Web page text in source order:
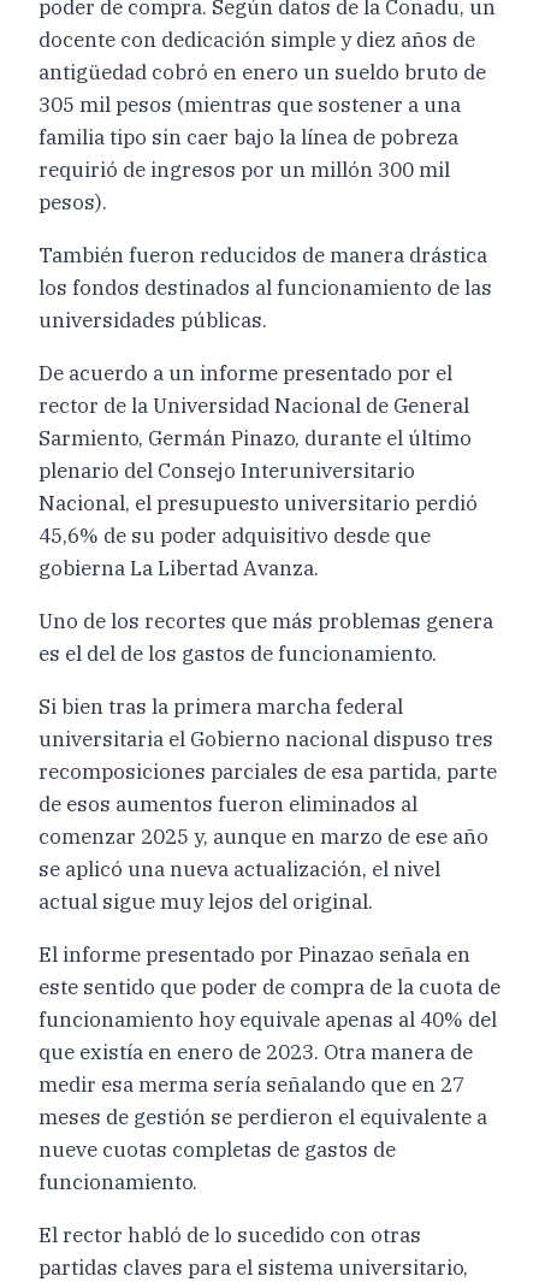
poder de compra. Según datos de la Conadu, un
docente con dedicación simple y diez años de
antigüedad cobró en enero un sueldo bruto de
305 mil pesos (mientras que sostener a una
familia tipo sin caer bajo la línea de pobreza
requirió de ingresos por un millón 300 mil
pesos).
También fueron reducidos de manera drástica
los fondos destinados al funcionamiento de las
universidades públicas.
De acuerdo a un informe presentado por el
rector de la Universidad Nacional de General
Sarmiento, Germán Pinazo, durante el último
plenario del Consejo Interuniversitario
Nacional, el presupuesto universitario perdió
45,6% de su poder adquisitivo desde que
gobierna La Libertad Avanza.
Uno de los recortes que más problemas genera
es el del de los gastos de funcionamiento.
Si bien tras la primera marcha federal
universitaria el Gobierno nacional dispuso tres
recomposiciones parciales de esa partida, parte
de esos aumentos fueron eliminados al
comenzar 2025 y, aunque en marzo de ese año
se aplicó una nueva actualización, el nivel
actual sigue muy lejos del original.
El informe presentado por Pinazao señala en
este sentido que poder de compra de la cuota de
funcionamiento hoy equivale apenas al 40% del
que existía en enero de 2023. Otra manera de
medir esa merma sería señalando que en 27
meses de gestión se perdieron el equivalente a
nueve cuotas completas de gastos de
funcionamiento.
El rector habló de lo sucedido con otras
partidas claves para el sistema universitario,